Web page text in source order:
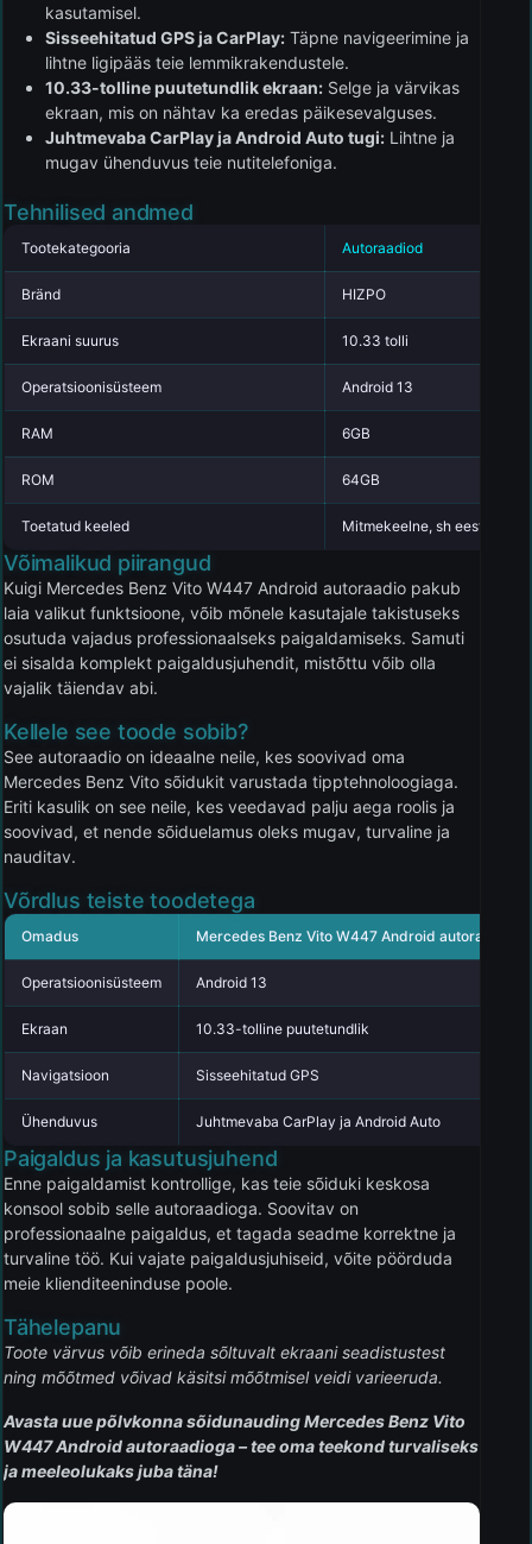
kasutamisel.
Sisseehitatud GPS ja CarPlay: Täpne navigeerimine ja
lihtne ligipääs teie lemmikrakendustele.
10.33-tolline puutetundlik ekraan: Selge ja värvikas
ekraan, mis on nähtav ka eredas päikesevalguses.
Juhtmevaba CarPlay ja Android Auto tugi: Lihtne ja
mugav ühenduvus teie nutitelefoniga.
Tehnilised andmed
Tootekategooria Autoraadiod
Bränd HIZPO
Ekraani suurus 10.33 tolli
Operatsioonisüsteem Android 13
RAM 6GB
ROM 64GB
Toetatud keeled Mitmekeelne, sh eesti keel
Võimalikud piirangud
Kuigi Mercedes Benz Vito W447 Android autoraadio pakub
laia valikut funktsioone, võib mõnele kasutajale takistuseks
osutuda vajadus professionaalseks paigaldamiseks. Samuti
ei sisalda komplekt paigaldusjuhendit, mistõttu võib olla
vajalik täiendav abi.
Kellele see toode sobib?
See autoraadio on ideaalne neile, kes soovivad oma
Mercedes Benz Vito sõidukit varustada tipptehnoloogiaga.
Eriti kasulik on see neile, kes veedavad palju aega roolis ja
soovivad, et nende sõiduelamus oleks mugav, turvaline ja
nauditav.
Võrdlus teiste toodetega
Omadus Mercedes Benz Vito W447 Android autoraadio
Operatsioonisüsteem Android 13
Ekraan 10.33-tolline puutetundlik
Navigatsioon Sisseehitatud GPS
Ühenduvus Juhtmevaba CarPlay ja Android Auto
Paigaldus ja kasutusjuhend
Enne paigaldamist kontrollige, kas teie sõiduki keskosa
konsool sobib selle autoraadioga. Soovitav on
professionaalne paigaldus, et tagada seadme korrektne ja
turvaline töö. Kui vajate paigaldusjuhiseid, võite pöörduda
meie klienditeeninduse poole.
Tähelepanu
Toote värvus võib erineda sõltuvalt ekraani seadistustest
ning mõõtmed võivad käsitsi mõõtmisel veidi varieeruda.
Avasta uue põlvkonna sõidunauding Mercedes Benz Vito
W447 Android autoraadioga – tee oma teekond turvaliseks
ja meeleolukaks juba täna!